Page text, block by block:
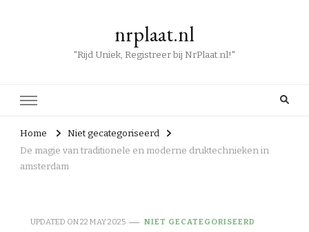
nrplaat.nl
"Rijd Uniek, Registreer bij NrPlaat.nl!"
Home
Niet gecategoriseerd
De magie van traditionele en moderne druktechnieken in
amsterdam
UPDATED ON22 MAY 2025 NIET GECATEGORISEERD